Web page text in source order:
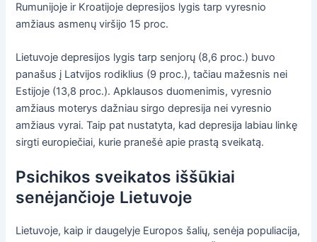
Rumunijoje ir Kroatijoje depresijos lygis tarp vyresnio
amžiaus asmenų viršijo 15 proc.
Lietuvoje depresijos lygis tarp senjorų (8,6 proc.) buvo
panašus į Latvijos rodiklius (9 proc.), tačiau mažesnis nei
Estijoje (13,8 proc.). Apklausos duomenimis, vyresnio
amžiaus moterys dažniau sirgo depresija nei vyresnio
amžiaus vyrai. Taip pat nustatyta, kad depresija labiau linkę
sirgti europiečiai, kurie pranešė apie prastą sveikatą.
Psichikos sveikatos iššūkiai
senėjančioje Lietuvoje
Lietuvoje, kaip ir daugelyje Europos šalių, senėja populiacija,